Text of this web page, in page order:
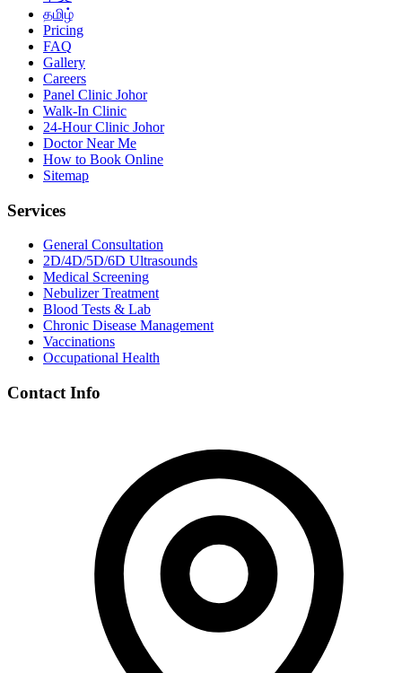
தமிழ்
Pricing
FAQ
Gallery
Careers
Panel Clinic Johor
Walk-In Clinic
24-Hour Clinic Johor
Doctor Near Me
How to Book Online
Sitemap
Services
General Consultation
2D/4D/5D/6D Ultrasounds
Medical Screening
Nebulizer Treatment
Blood Tests & Lab
Chronic Disease Management
Vaccinations
Occupational Health
Contact Info